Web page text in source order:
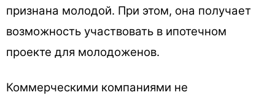
признана молодой. При этом, она получает
возможность участвовать в ипотечном
проекте для молодоженов.
Коммерческими компаниями не